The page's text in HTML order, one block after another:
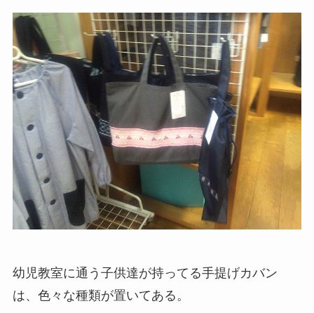
幼児教室に通う子供達が持ってる手提げカバン
は、色々な種類が置いてある。